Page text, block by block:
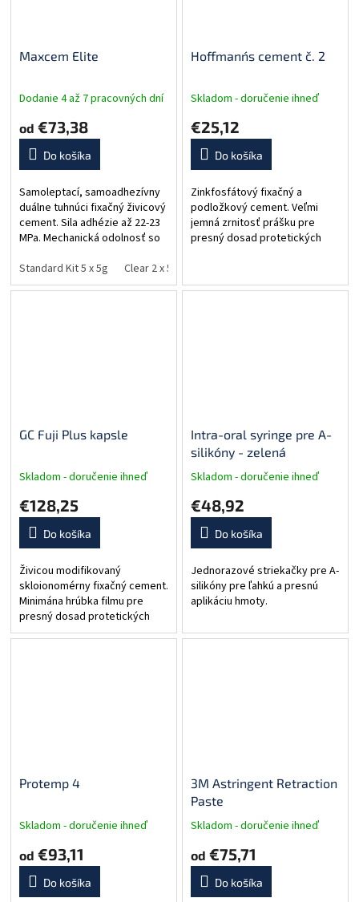
Maxcem Elite
Dodanie 4 až 7 pracovných dní
od €73,38
Do košíka
Samoleptací, samoadhezívny
duálne tuhnúci fixačný živicový
cement. Sila adhézie až 22-23
MPa. Mechanická odolnosť so
Farebná stabilita. Nie je
potrebné skladovať v chlade.
Standard Kit 5 x 5g Clear 2 x 5g automix
Hoffmann´s cement č. 2
Skladom - doručenie ihneď
€25,12
Do košíka
Zinkfosfátový fixačný a
podložkový cement. Veľmi
jemná zrnitosť prášku pre
presný dosad protetických
klinických skúseností.
GC Fuji Plus kapsle
Skladom - doručenie ihneď
€128,25
Do košíka
Živicou modifikovaný
skloionomérny fixačný cement.
Minimána hrúbka filmu pre
presný dosad protetických
prác. RTG kontrastný Forma:
Intra-oral syringe pre A-
silikóny - zelená
Skladom - doručenie ihneď
€48,92
Do košíka
Jednorazové striekačky pre A-
silikóny pre ľahkú a presnú
aplikáciu hmoty.
Protemp 4
Skladom - doručenie ihneď
od €93,11
Do košíka
3M Astringent Retraction
Paste
Skladom - doručenie ihneď
od €75,71
Do košíka